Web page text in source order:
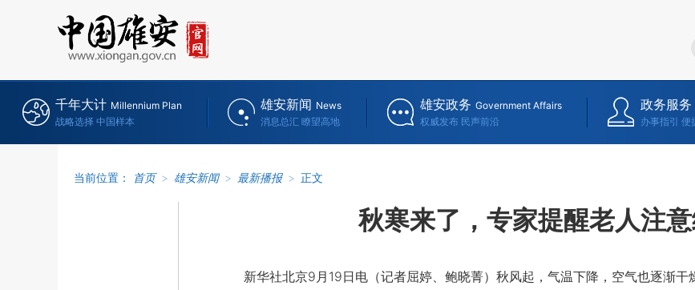
千年大计 Millennium Plan
战略选择 中国样本
雄安新闻 News
消息总汇 瞭望高地
雄安政务 Government Affairs
权威发布 民声前沿
政务服务
办事指引 便
当前位置： 首页 > 雄安新闻 > 最新播报 > 正文
秋寒来了，专家提醒老人注
新华社北京9月19日电（记者屈婷、鲍晓菁）秋风起，气温下降，空气也逐渐干